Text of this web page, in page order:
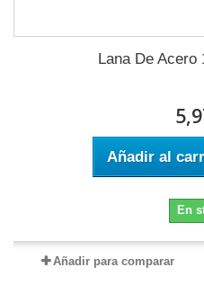
Lana De Acero
Añadir al
En
Añadir para comparar